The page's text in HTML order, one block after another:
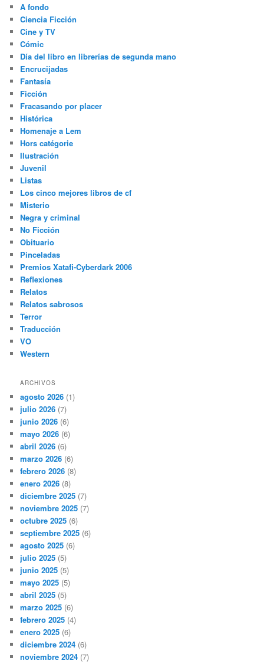
A fondo
Ciencia Ficción
Cine y TV
Cómic
Día del libro en librerías de segunda mano
Encrucijadas
Fantasía
Ficción
Fracasando por placer
Histórica
Homenaje a Lem
Hors catégorie
Ilustración
Juvenil
Listas
Los cinco mejores libros de cf
Misterio
Negra y criminal
No Ficción
Obituario
Pinceladas
Premios Xatafi-Cyberdark 2006
Reflexiones
Relatos
Relatos sabrosos
Terror
Traducción
VO
Western
ARCHIVOS
agosto 2026 (1)
julio 2026 (7)
junio 2026 (6)
mayo 2026 (6)
abril 2026 (6)
marzo 2026 (6)
febrero 2026 (8)
enero 2026 (8)
diciembre 2025 (7)
noviembre 2025 (7)
octubre 2025 (6)
septiembre 2025 (6)
agosto 2025 (6)
julio 2025 (5)
junio 2025 (5)
mayo 2025 (5)
abril 2025 (5)
marzo 2025 (6)
febrero 2025 (4)
enero 2025 (6)
diciembre 2024 (6)
noviembre 2024 (7)